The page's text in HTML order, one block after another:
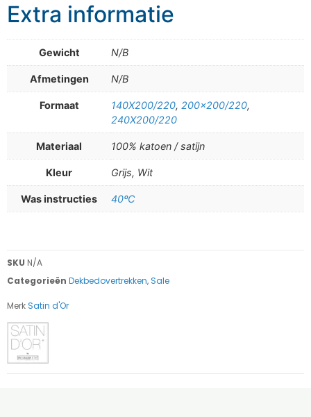
Extra informatie
Gewicht N/B
Afmetingen N/B
Formaat 140X200/220, 200×200/220,
240X200/220
Materiaal 100% katoen / satijn
Kleur Grijs, Wit
Was instructies 40ºC
SKU N/A
Categorieën Dekbedovertrekken, Sale
Merk Satin d'Or